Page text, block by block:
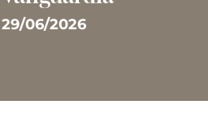
29/06/2026